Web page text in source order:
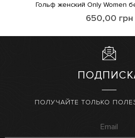
Гольф женский Only Women
650,00 грн
ПОЛУЧАЙТЕ ТОЛЬКО